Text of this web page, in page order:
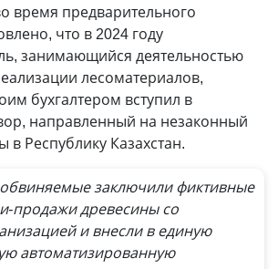
время предварительного
что в 2024 году
занимающийся деятельностью
лесоматериалов,
бухгалтером вступил в
направленный на незаконный
в Республику Казахстан.
заключили фиктивные
продажи древесины со
и внесли в единую
автоматизированную